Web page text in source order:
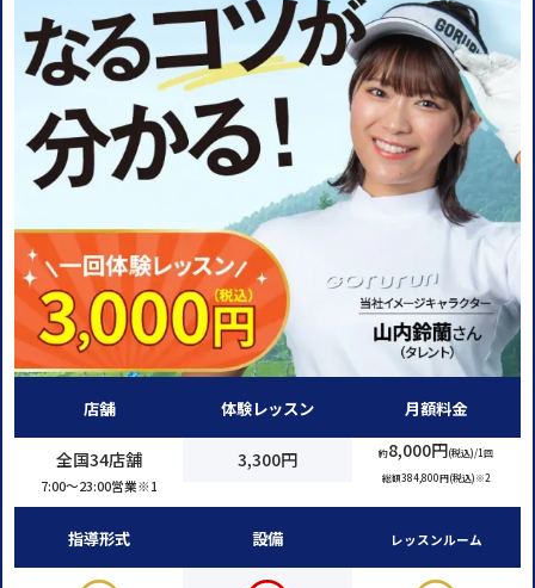
店舗
全国34店舗
7:00～23:00営業※1
体験レッスン
3,300円
月額料金
約8,000円(税込)/1回
総額384,800円(税込)※2
指導形式 設備 レッスンルーム